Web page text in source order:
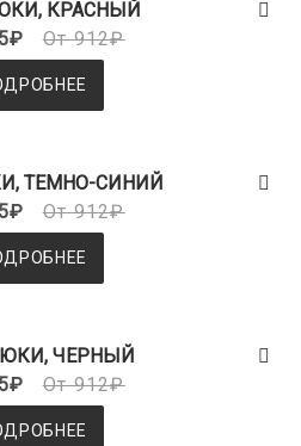
КРАСНЫЙ
От 912₽
ТЕМНО-СИНИЙ
От 912₽
ЧЕРНЫЙ
От 912₽